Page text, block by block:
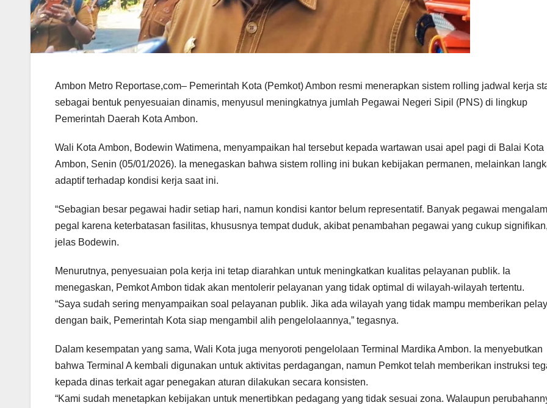
Ambon Metro Reportase,com– Pemerintah Kota (Pemkot) Ambon resmi menerapkan sistem rolling jadwal kerja
sebagai bentuk penyesuaian dinamis, menyusul meningkatnya jumlah Pegawai Negeri Sipil (PNS) di lingkup
Pemerintah Daerah Kota Ambon.
Wali Kota Ambon, Bodewin Watimena, menyampaikan hal tersebut kepada wartawan usai apel pagi di Balai Kota
Ambon, Senin (05/01/2026). Ia menegaskan bahwa sistem rolling ini bukan kebijakan permanen, melainkan
adaptif terhadap kondisi kerja saat ini.
“Sebagian besar pegawai hadir setiap hari, namun kondisi kantor belum representatif. Banyak pegawai
pegal karena keterbatasan fasilitas, khususnya tempat duduk, akibat penambahan pegawai yang cukup
jelas Bodewin.
Menurutnya, penyesuaian pola kerja ini tetap diarahkan untuk meningkatkan kualitas pelayanan publik. Ia
menegaskan, Pemkot Ambon tidak akan mentolerir pelayanan yang tidak optimal di wilayah-wilayah tertentu.
“Saya sudah sering menyampaikan soal pelayanan publik. Jika ada wilayah yang tidak mampu memberikan
dengan baik, Pemerintah Kota siap mengambil alih pengelolaannya,” tegasnya.
Dalam kesempatan yang sama, Wali Kota juga menyoroti pengelolaan Terminal Mardika Ambon. Ia menyebutkan
bahwa Terminal A kembali digunakan untuk aktivitas perdagangan, namun Pemkot telah memberikan instruksi
kepada dinas terkait agar penegakan aturan dilakukan secara konsisten.
“Kami sudah menetapkan kebijakan untuk menertibkan pedagang yang tidak sesuai zona. Walaupun